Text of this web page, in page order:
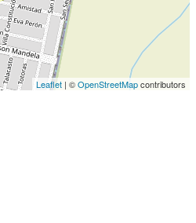
Leaflet | ©OpenStreetMapcontributors